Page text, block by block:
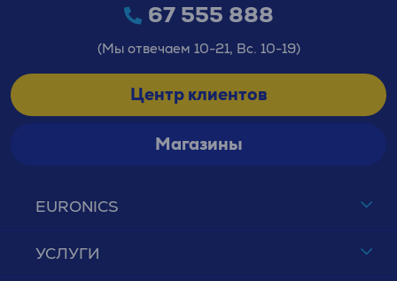
EURONICS
УСЛУГИ
67 555 888
(Мы отвечаем 10-21, Вс. 10-19)
Центр клиентов
Магазины